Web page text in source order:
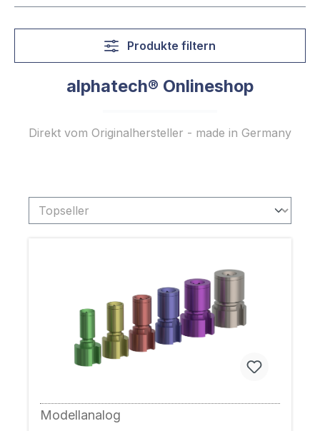
Produkte filtern
alphatech® Onlineshop
Direkt vom Originalhersteller - made in Germany
Modellanalog